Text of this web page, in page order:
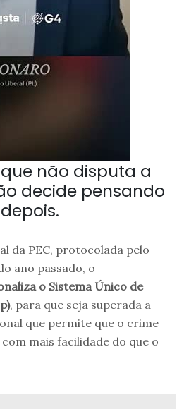
não disputa a
decide pensando
da PEC, protocolada pelo
ano passado, o
o Sistema Único de
, para que seja superada a
que permite que o crime
mais facilidade do que o